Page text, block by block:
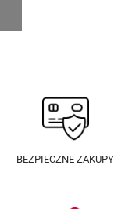
BEZPIECZNE ZAKUPY